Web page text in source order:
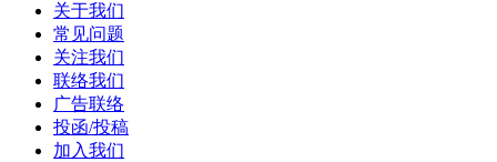
关于我们
常见问题
关注我们
联络我们
广告联络
投函/投稿
加入我们